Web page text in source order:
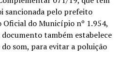
sancionada pelo prefeito
Oficial do Município nº 1.954,
documento também estabelece
som, para evitar a poluição